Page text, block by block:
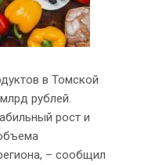
в Томской
рублей.
рост и
– сообщил